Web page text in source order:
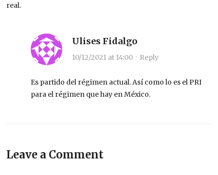
real.
Ulises Fidalgo
10/12/2021 at 14:00 · Reply
Es partido del régimen actual. Así como lo es el PRI
para el régimen que hay en México.
Leave a Comment